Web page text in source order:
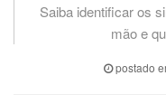
Saiba identificar os
mão e
postado